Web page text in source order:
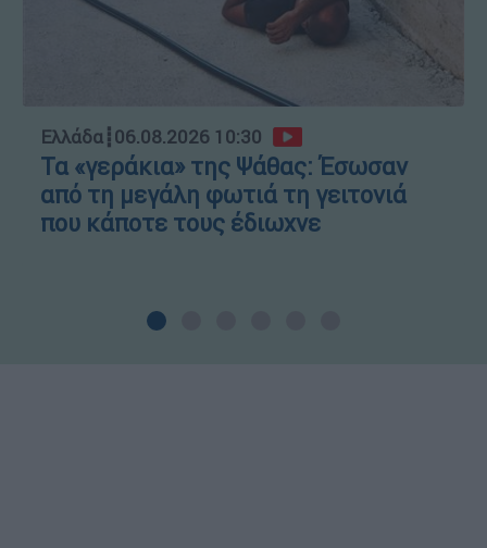
Ελλάδα┋06.08.2026 10:30
Τα «γεράκια» της Ψάθας: Έσωσαν
από τη μεγάλη φωτιά τη γειτονιά
που κάποτε τους έδιωχνε